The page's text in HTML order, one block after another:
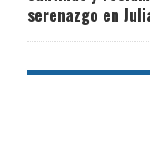
serenazgo en